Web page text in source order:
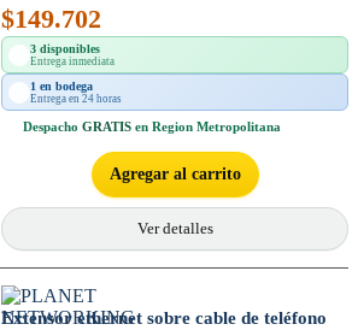
$149.702
3 disponibles
Entrega inmediata
1 en bodega
Entrega en 24 horas
Despacho GRATIS en Region Metropolitana
Agregar al carrito
Ver detalles
Extensor ethernet sobre cable de teléfono